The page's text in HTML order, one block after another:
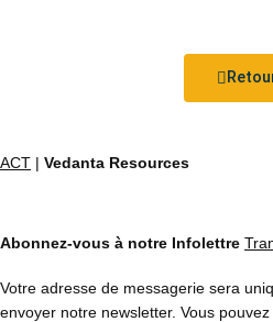
ACT | Vedanta Resources
Abonnez-vous à notre Infolettre
Votre adresse de messagerie sera
envoyer notre newsletter. Vous